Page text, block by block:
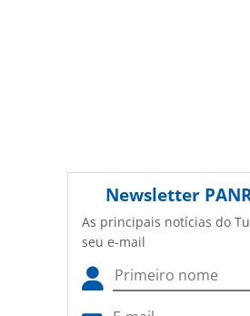
Newsletter
As principais notícias do
seu e-mail